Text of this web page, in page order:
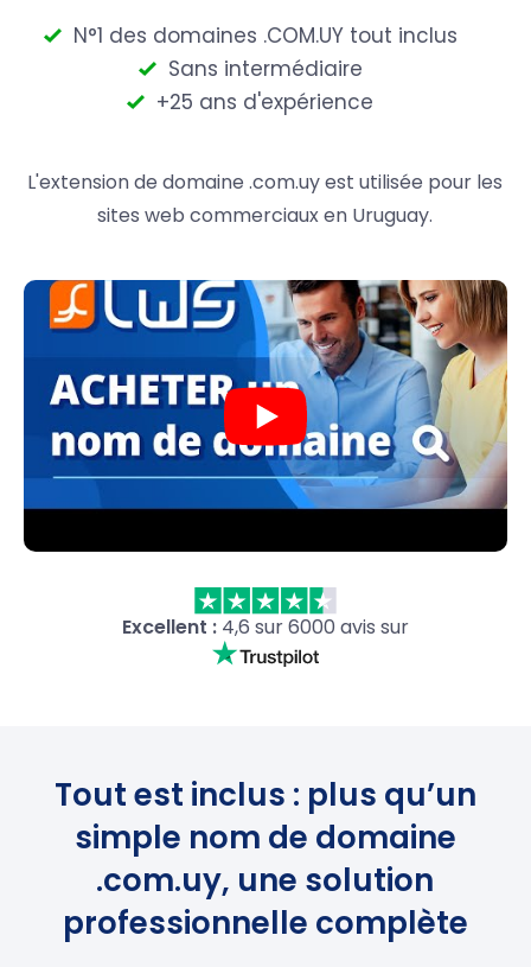
N°1 des domaines .COM.UY tout inclus
Sans intermédiaire
+25 ans d'expérience
L'extension de domaine .com.uy est utilisée pour les
sites web commerciaux en Uruguay.
Excellent :4,6 sur 6000 avis sur
Tout est inclus : plus qu’un
simple nom de domaine
.com.uy, une solution
professionnelle complète